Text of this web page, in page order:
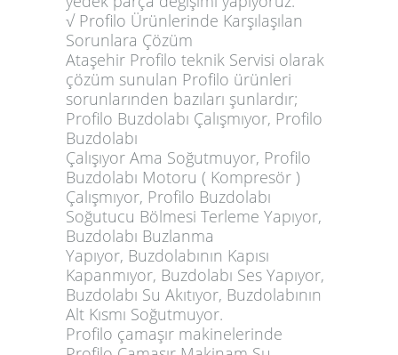
√ Profilo Ürünlerinde Karşılaşılan
Sorunlara Çözüm
Ataşehir Profilo teknik Servisi olarak
çözüm sunulan Profilo ürünleri
sorunlarınden bazıları şunlardır;
Profilo Buzdolabı Çalışmıyor, Profilo
Buzdolabı
Çalışıyor Ama Soğutmuyor, Profilo
Buzdolabı Motoru ( Kompresör )
Çalışmıyor, Profilo Buzdolabı
Soğutucu Bölmesi Terleme Yapıyor,
Buzdolabı Buzlanma
Yapıyor, Buzdolabının Kapısı
Kapanmıyor, Buzdolabı Ses Yapıyor,
Buzdolabı Su Akıtıyor, Buzdolabının
Alt Kısmı Soğutmuyor.
Profilo çamaşır makinelerinde